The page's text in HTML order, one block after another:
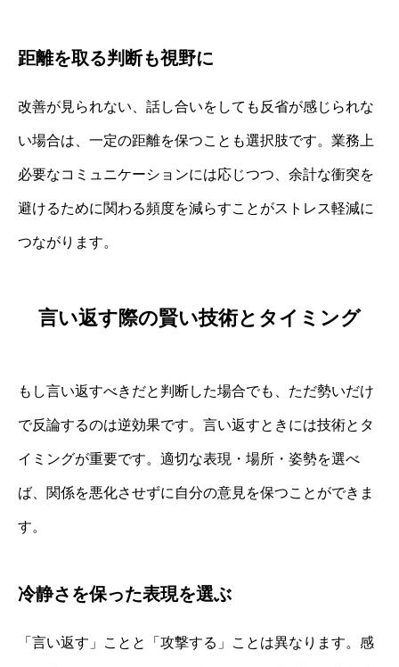
距離を取る判断も視野に
改善が見られない、話し合いをしても反省が感じられな
い場合は、一定の距離を保つことも選択肢です。業務上
必要なコミュニケーションには応じつつ、余計な衝突を
避けるために関わる頻度を減らすことがストレス軽減に
つながります。
言い返す際の賢い技術とタイミング
もし言い返すべきだと判断した場合でも、ただ勢いだけ
で反論するのは逆効果です。言い返すときには技術とタ
イミングが重要です。適切な表現・場所・姿勢を選べ
ば、関係を悪化させずに自分の意見を保つことができま
す。
冷静さを保った表現を選ぶ
「言い返す」ことと「攻撃する」ことは異なります。感